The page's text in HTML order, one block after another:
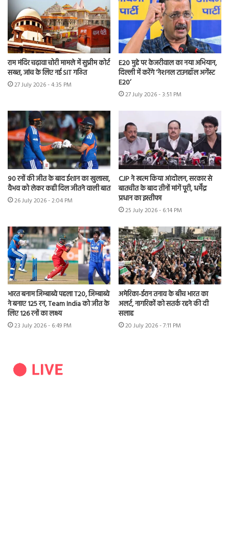
राम मंदिर चढ़ावा चोरी मामले में सुप्रीम कोर्ट
सख्त, जांच के लिए नई SIT गठित
27 July 2026 - 4:35 PM
E20 मुद्दे पर केजरीवाल का नया अभियान,
दिल्ली में करेंगे ‘नेशनल टाउनहॉल अगेंस्ट
E20’
27 July 2026 - 3:51 PM
90 रनों की जीत के बाद ईशान का खुलासा,
वैभव को लेकर कही दिल जीतने वाली बात
26 July 2026 - 2:04 PM
CJP ने खत्म किया आंदोलन, सरकार से
बातचीत के बाद तीनों मांगें पूरी, धर्मेंद्र
प्रधान का इस्तीफा
25 July 2026 - 6:14 PM
भारत बनाम जिम्बाब्वे पहला T20, जिम्बाब्वे
ने बनाए 125 रन, Team India को जीत के
लिए 126 रनों का लक्ष्य
23 July 2026 - 6:49 PM
अमेरिका-ईरान तनाव के बीच भारत का
अलर्ट, नागरिकों को सतर्क रहने की दी
सलाह
20 July 2026 - 7:11 PM